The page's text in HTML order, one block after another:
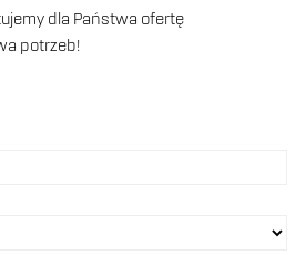
dla Państwa ofertę
potrzeb!